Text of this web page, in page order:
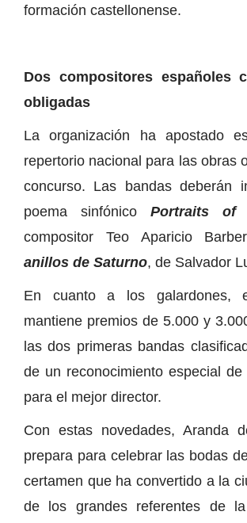
formación castellonense.
Dos compositores españoles
obligadas
La organización ha apostado
repertorio nacional para las obras
concurso. Las bandas deberán
poema sinfónico Portraits of
compositor Teo Aparicio
anillos de Saturno, de Salvador
En cuanto a los galardones,
mantiene premios de 5.000 y
las dos primeras bandas
de un reconocimiento especial
para el mejor director.
Con estas novedades, Aranda
prepara para celebrar las bodas
certamen que ha convertido a la
de los grandes referentes de